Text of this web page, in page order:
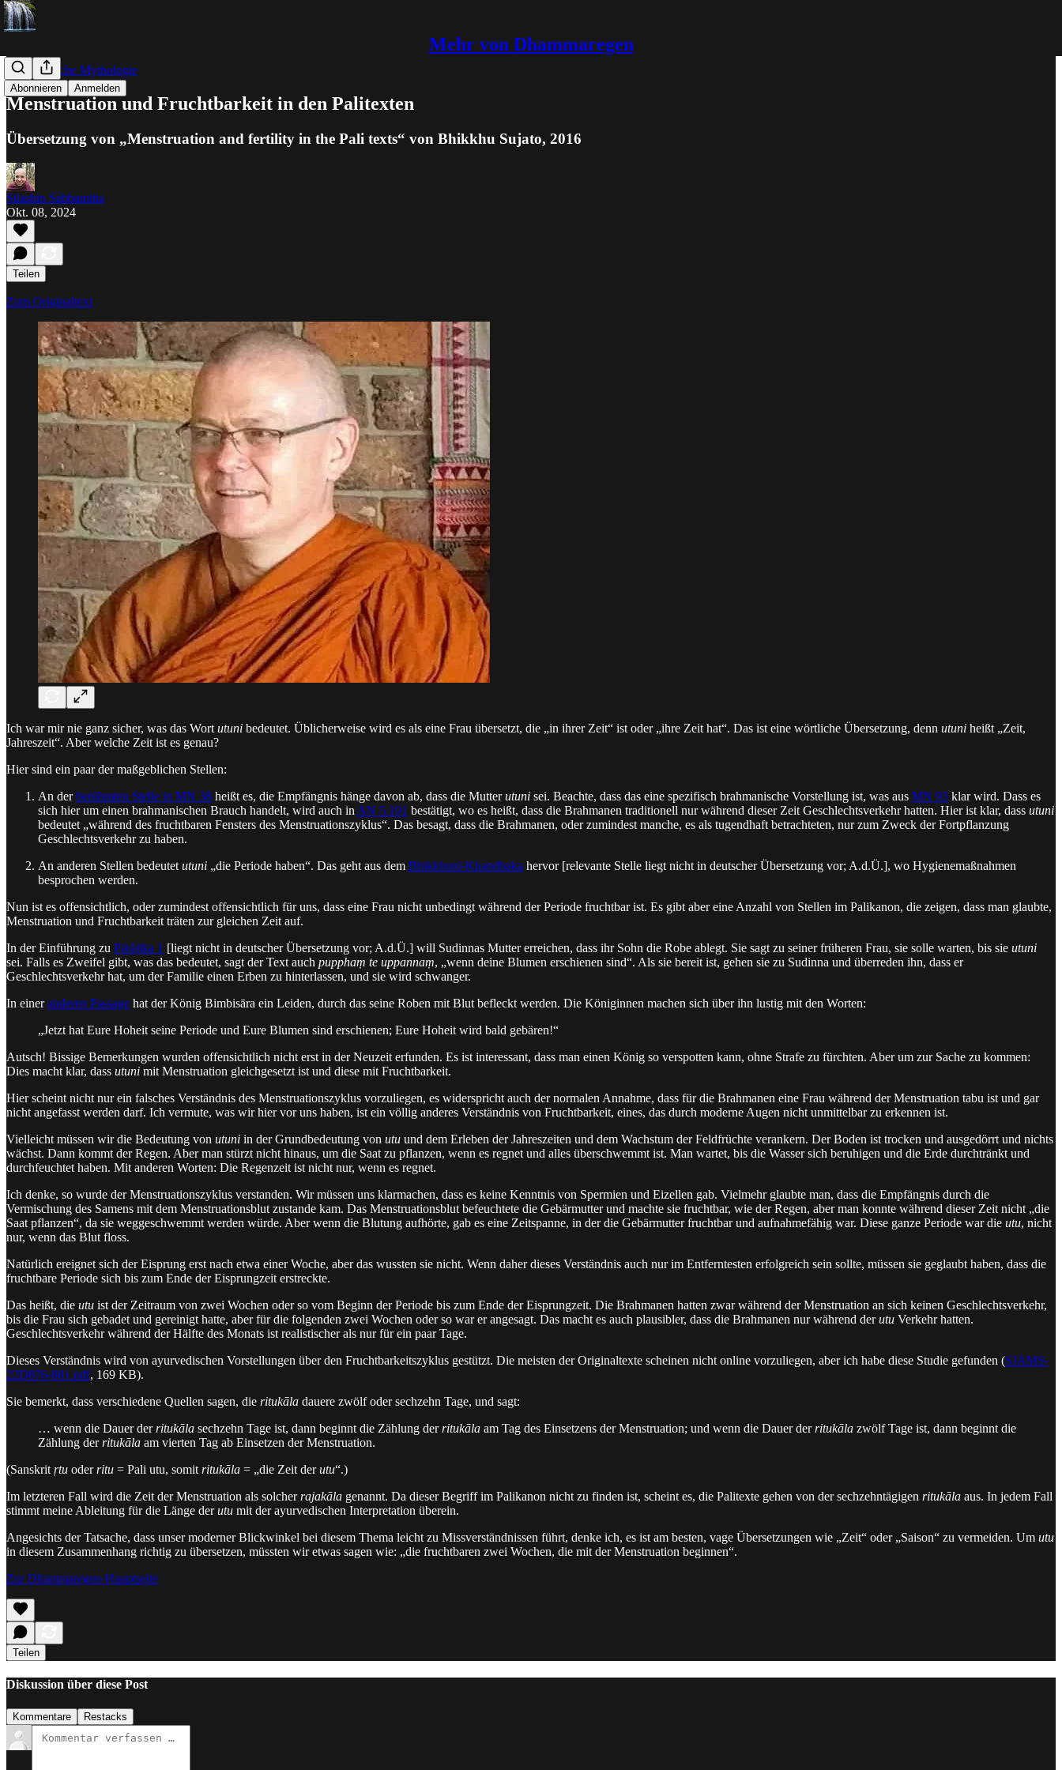
Mehr von Dhammaregen
Abonnieren Anmelden
Buddhistische Mythologie
Menstruation und Fruchtbarkeit in den Palitexten
Übersetzung von „Menstruation and fertility in the Pali texts“ von Bhikkhu Sujato, 2016
Silashin Sabbamitta
Okt. 08, 2024
Teilen
Zum Originaltext
Ich war mir nie ganz sicher, was das Wort utuni bedeutet. Üblicherweise wird es als eine Frau übersetzt, die „in ihrer Zeit“ ist oder „ihre Zeit hat“. Das ist eine wörtliche Übersetzung, denn utuni heißt „Zeit,
Jahreszeit“. Aber welche Zeit ist es genau?
Hier sind ein paar der maßgeblichen Stellen:
An derberühmten Stelle in MN 38 heißt es, die Empfängnis hänge davon ab, dass die Mutterutuni sei. Beachte, dass das eine spezifisch brahmanische Vorstellung ist, was aus MN 93 klar wird. Dass es
sich hier um einen brahmanischen Brauch handelt, wird auch in AN 5.191 bestätigt, wo es heißt, dass die Brahmanen traditionell nur während dieser Zeit Geschlechtsverkehr hatten. Hier ist klar, dass utuni
bedeutet „während des fruchtbaren Fensters des Menstruationszyklus“. Das besagt, dass die Brahmanen, oder zumindest manche, es als tugendhaft betrachteten, nur zum Zweck der Fortpflanzung
Geschlechtsverkehr zu haben.
An anderen Stellen bedeutet utuni „die Periode haben“. Das geht aus dem Bhikkhuni-Khandhaka hervor [relevante Stelle liegt nicht in deutscher Übersetzung vor; A.d.Ü.], wo Hygienemaßnahmen
besprochen werden.
Nun ist es offensichtlich, oder zumindest offensichtlich für uns, dass eine Frau nicht unbedingt während der Periode fruchtbar ist. Es gibt aber eine Anzahl von Stellen im Palikanon, die zeigen, dass man glaubte,
Menstruation und Fruchtbarkeit träten zur gleichen Zeit auf.
In der Einführung zu Pārājika 1 [liegt nicht in deutscher Übersetzung vor; A.d.Ü.] will Sudinnas Mutter erreichen, dass ihr Sohn die Robe ablegt. Sie sagt zu seiner früheren Frau, sie solle warten, bis sie utuni
sei. Falls es Zweifel gibt, was das bedeutet, sagt der Text auch pupphaṃ te uppannaṃ, „wenn deine Blumen erschienen sind“. Als sie bereit ist, gehen sie zu Sudinna und überreden ihn, dass er
Geschlechtsverkehr hat, um der Familie einen Erben zu hinterlassen, und sie wird schwanger.
In eineranderen Passage hat der König Bimbisāra ein Leiden, durch das seine Roben mit Blut befleckt werden. Die Königinnen machen sich über ihn lustig mit den Worten:
„Jetzt hat Eure Hoheit seine Periode und Eure Blumen sind erschienen; Eure Hoheit wird bald gebären!“
Autsch! Bissige Bemerkungen wurden offensichtlich nicht erst in der Neuzeit erfunden. Es ist interessant, dass man einen König so verspotten kann, ohne Strafe zu fürchten. Aber um zur Sache zu kommen:
Dies macht klar, dass utuni mit Menstruation gleichgesetzt ist und diese mit Fruchtbarkeit.
Hier scheint nicht nur ein falsches Verständnis des Menstruationszyklus vorzuliegen, es widerspricht auch der normalen Annahme, dass für die Brahmanen eine Frau während der Menstruation tabu ist und gar
nicht angefasst werden darf. Ich vermute, was wir hier vor uns haben, ist ein völlig anderes Verständnis von Fruchtbarkeit, eines, das durch moderne Augen nicht unmittelbar zu erkennen ist.
Vielleicht müssen wir die Bedeutung von utuni in der Grundbedeutung von utu und dem Erleben der Jahreszeiten und dem Wachstum der Feldfrüchte verankern. Der Boden ist trocken und ausgedörrt und nichts
wächst. Dann kommt der Regen. Aber man stürzt nicht hinaus, um die Saat zu pflanzen, wenn es regnet und alles überschwemmt ist. Man wartet, bis die Wasser sich beruhigen und die Erde durchtränkt und
durchfeuchtet haben. Mit anderen Worten: Die Regenzeit ist nicht nur, wenn es regnet.
Ich denke, so wurde der Menstruationszyklus verstanden. Wir müssen uns klarmachen, dass es keine Kenntnis von Spermien und Eizellen gab. Vielmehr glaubte man, dass die Empfängnis durch die
Vermischung des Samens mit dem Menstruationsblut zustande kam. Das Menstruationsblut befeuchtete die Gebärmutter und machte sie fruchtbar, wie der Regen, aber man konnte während dieser Zeit nicht „die
Saat pflanzen“, da sie weggeschwemmt werden würde. Aber wenn die Blutung aufhörte, gab es eine Zeitspanne, in der die Gebärmutter fruchtbar und aufnahmefähig war. Diese ganze Periode war die utu, nicht
nur, wenn das Blut floss.
Natürlich ereignet sich der Eisprung erst nach etwa einer Woche, aber das wussten sie nicht. Wenn daher dieses Verständnis auch nur im Entferntesten erfolgreich sein sollte, müssen sie geglaubt haben, dass die
fruchtbare Periode sich bis zum Ende der Eisprungzeit erstreckte.
Das heißt, die utu ist der Zeitraum von zwei Wochen oder so vom Beginn der Periode bis zum Ende der Eisprungzeit. Die Brahmanen hatten zwar während der Menstruation an sich keinen Geschlechtsverkehr,
bis die Frau sich gebadet und gereinigt hatte, aber für die folgenden zwei Wochen oder so war er angesagt. Das macht es auch plausibler, dass die Brahmanen nur während derutu Verkehr hatten.
Geschlechtsverkehr während der Hälfte des Monats ist realistischer als nur für ein paar Tage.
Dieses Verständnis wird von ayurvedischen Vorstellungen über den Fruchtbarkeitszyklus gestützt. Die meisten der Originaltexte scheinen nicht online vorzuliegen, aber ich habe diese Studie gefunden (SJAMS-
22D876-881.pdf, 169 KB).
Sie bemerkt, dass verschiedene Quellen sagen, die ritukāla dauere zwölf oder sechzehn Tage, und sagt:
… wenn die Dauer derritukāla sechzehn Tage ist, dann beginnt die Zählung derritukāla am Tag des Einsetzens der Menstruation; und wenn die Dauer derritukāla zwölf Tage ist, dann beginnt die
Zählung derritukāla am vierten Tag ab Einsetzen der Menstruation.
(Sanskrit ṛtu oderritu = Pali utu, somit ritukāla = „die Zeit derutu“.)
Im letzteren Fall wird die Zeit der Menstruation als solcherrajakāla genannt. Da dieser Begriff im Palikanon nicht zu finden ist, scheint es, die Palitexte gehen von der sechzehntägigen ritukāla aus. In jedem Fall
stimmt meine Ableitung für die Länge derutu mit der ayurvedischen Interpretation überein.
Angesichts der Tatsache, dass unser moderner Blickwinkel bei diesem Thema leicht zu Missverständnissen führt, denke ich, es ist am besten, vage Übersetzungen wie „Zeit“ oder „Saison“ zu vermeiden. Um utu
in diesem Zusammenhang richtig zu übersetzen, müssten wir etwas sagen wie: „die fruchtbaren zwei Wochen, die mit der Menstruation beginnen“.
Zur Dhammaregen-Hauptseite
Teilen
Diskussion über diese Post
Kommentare Restacks